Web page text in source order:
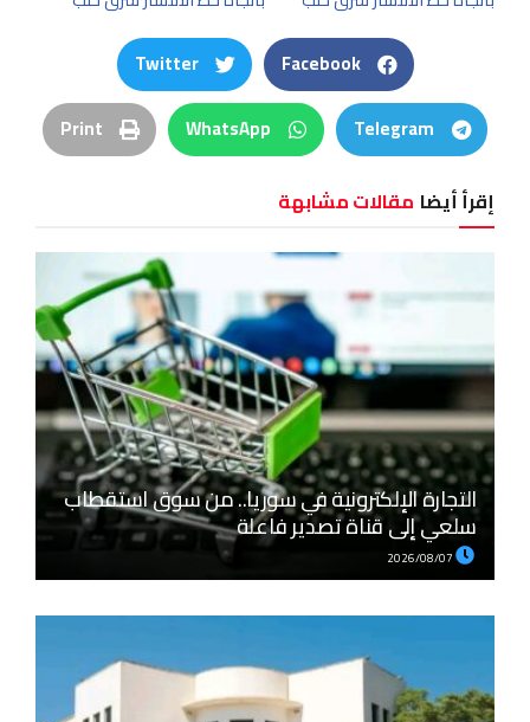
Facebook
Twitter
Telegram
WhatsApp
Print
إقرأ أيضا مقالات مشابهة
التجارة الإلكترونية في سوريا.. من سوق استقطاب
سلعي إلى قناة تصدير فاعلة